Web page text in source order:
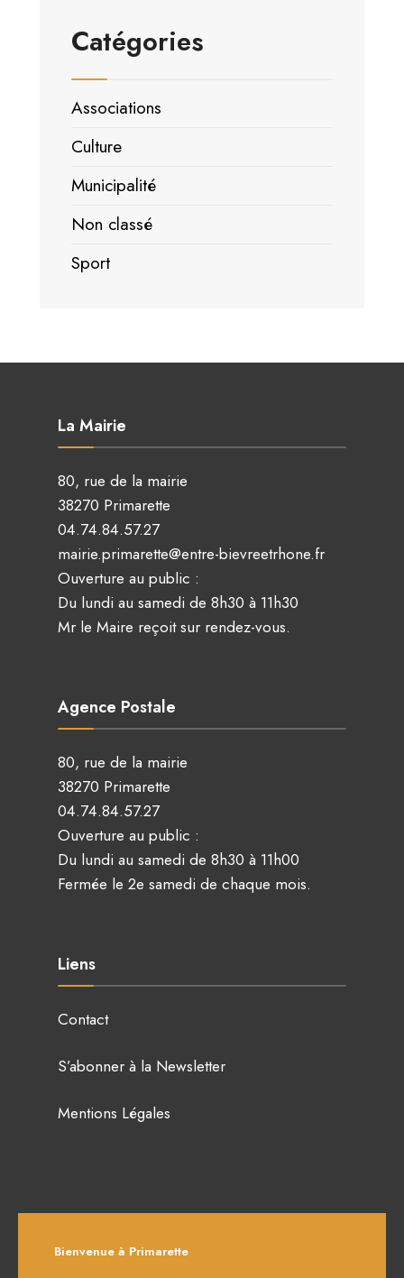
Catégories
Associations
Culture
Municipalité
Non classé
Sport
La Mairie
80, rue de la mairie
38270 Primarette
04.74.84.57.27
mairie.primarette@entre-bievreetrhone.fr
Ouverture au public :
Du lundi au samedi de 8h30 à 11h30
Mr le Maire reçoit sur rendez-vous.
Agence Postale
80, rue de la mairie
38270 Primarette
04.74.84.57.27
Ouverture au public :
Du lundi au samedi de 8h30 à 11h00
Fermée le 2e samedi de chaque mois.
Liens
Contact
S’abonner à la Newsletter
Mentions Légales
Bienvenue à Primarette